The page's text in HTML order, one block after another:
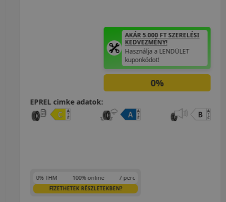
AKÁR 5.000 FT SZERELÉSI
KEDVEZMÉNY!
Használja a LENDÜLET
kuponkódot!
0%
EPREL cimke adatok:
0% THM 100% online 7 perc
FIZETHETEK RÉSZLETEKBEN?